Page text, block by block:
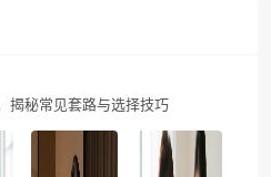
揭秘常见套路与选择技巧